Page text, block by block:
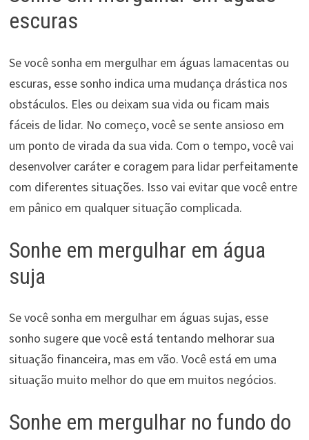
escuras
Se você sonha em mergulhar em águas lamacentas ou
escuras, esse sonho indica uma mudança drástica nos
obstáculos. Eles ou deixam sua vida ou ficam mais
fáceis de lidar. No começo, você se sente ansioso em
um ponto de virada da sua vida. Com o tempo, você vai
desenvolver caráter e coragem para lidar perfeitamente
com diferentes situações. Isso vai evitar que você entre
em pânico em qualquer situação complicada.
Sonhe em mergulhar em água
suja
Se você sonha em mergulhar em águas sujas, esse
sonho sugere que você está tentando melhorar sua
situação financeira, mas em vão. Você está em uma
situação muito melhor do que em muitos negócios.
Sonhe em mergulhar no fundo do